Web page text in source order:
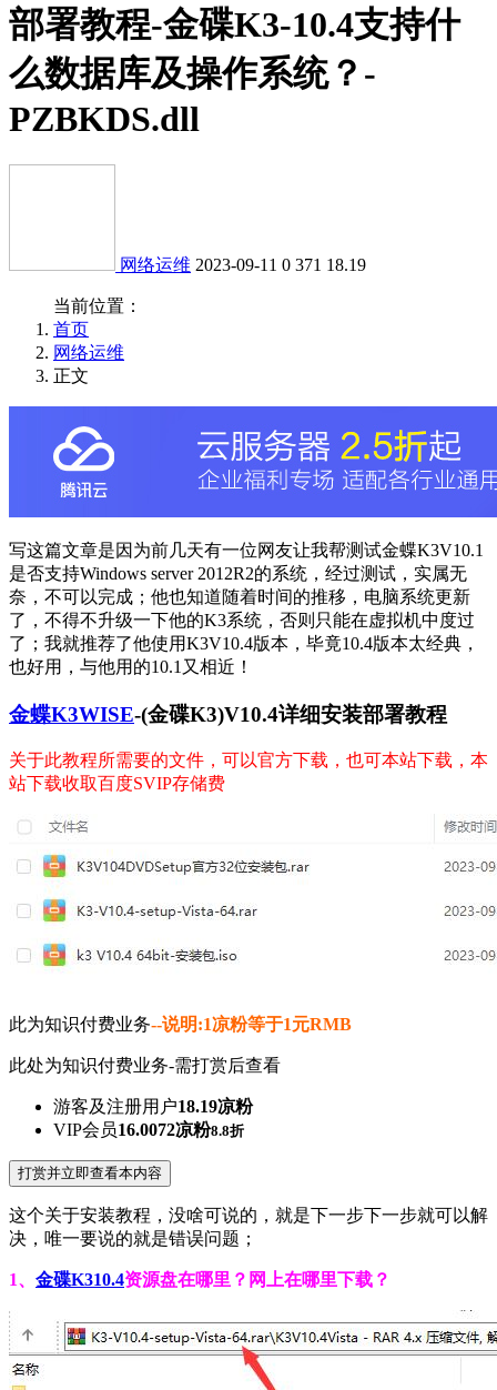
部署教程-金碟K3-10.4支持什
么数据库及操作系统？-
PZBKDS.dll
网络运维 2023-09-11 0 371 18.19
当前位置：
首页
网络运维
正文
写这篇文章是因为前几天有一位网友让我帮测试金蝶K3V10.1
是否支持Windows server 2012R2的系统，经过测试，实属无
奈，不可以完成；他也知道随着时间的推移，电脑系统更新
了，不得不升级一下他的K3系统，否则只能在虚拟机中度过
了；我就推荐了他使用K3V10.4版本，毕竟10.4版本太经典，
也好用，与他用的10.1又相近！
金蝶K3WISE-(金碟K3)V10.4详细安装部署教程
关于此教程所需要的文件，可以官方下载，也可本站下载，本
站下载收取百度SVIP存储费
此为知识付费业务--说明:1凉粉等于1元RMB
此处为知识付费业务-需打赏后查看
游客及注册用户18.19凉粉
VIP会员16.0072凉粉8.8折
打赏并立即查看本内容
这个关于安装教程，没啥可说的，就是下一步下一步就可以解
决，唯一要说的就是错误问题；
1、 金碟K310.4资源盘在哪里？网上在哪里下载？